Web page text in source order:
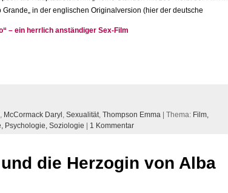
in der englischen Originalversion (hier der deutsche
– ein herrlich anständiger Sex-Film
McCormack Daryl Sexualität Thompson Emma | Thema: Film,
Psychologie, Soziologie | 1 Kommentar
die Herzogin von Alba